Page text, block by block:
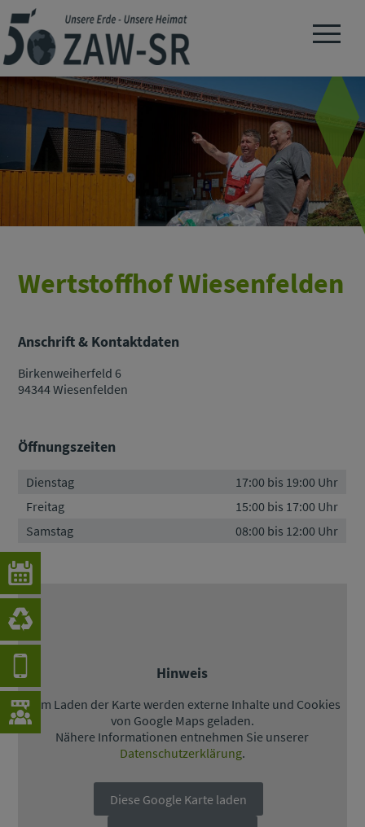
Navigation
Wertstoffhof Wiesenfelden
Anschrift & Kontaktdaten
Birkenweiherfeld 6
94344 Wiesenfelden
Öffnungszeiten
Dienstag
17:00 bis 19:00 Uhr
Freitag
15:00 bis 17:00 Uhr
Samstag
08:00 bis 12:00 Uhr
Hinweis
Beim Laden der Karte werden externe Inhalte und Cookies
von Google Maps geladen.
Nähere Informationen entnehmen Sie unserer
Datenschutzerklärung.
Diese Google Karte laden